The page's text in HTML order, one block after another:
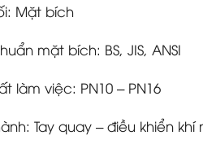
Mặt bích
mặt bích: BS, JIS, ANSI
làm việc: PN10 – PN16
Tay quay – điều khiển khí